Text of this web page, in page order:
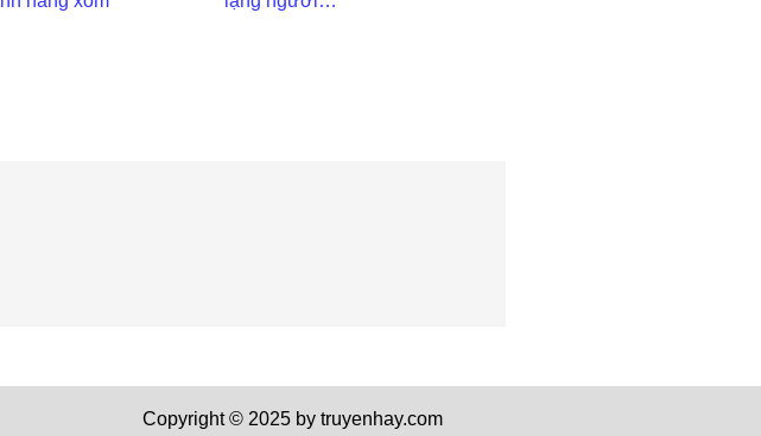
Copyright © 2025 by truyenhay.com